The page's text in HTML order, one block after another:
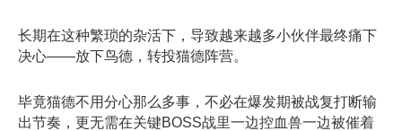
长期在这种繁琐的杂活下，导致越来越多小伙伴最终痛下
决心——放下鸟德，转投猫德阵营。
毕竟猫德不用分心那么多事，不必在爆发期被战复打断输
出节奏，更无需在关键BOSS战里一边控血兽一边被催着